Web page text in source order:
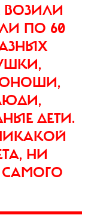
ВОЗИЛИ
ПО 60
ДЕТИ.
НИ
САМОГО